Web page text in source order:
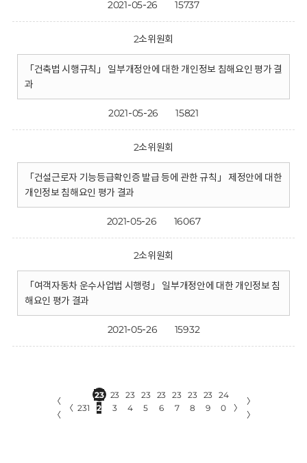
2021-05-26 15737
2소위원회
「건축법 시행규칙」 일부개정안에 대한 개인정보 침해요인 평가 결
과
2021-05-26 15821
2소위원회
「건설근로자 기능등급확인증 발급 등에 관한 규칙」 제정안에 대한
개인정보 침해요인 평가 결과
2021-05-26 16067
2소위원회
「여객자동차 운수사업법 시행령」 일부개정안에 대한 개인정보 침
해요인 평가 결과
2021-05-26 15932
〈
〈
〈 231
23
2
23
3
23
4
23
5
23
6
23
7
23
8
23
9
24
0
〉
〉
〉